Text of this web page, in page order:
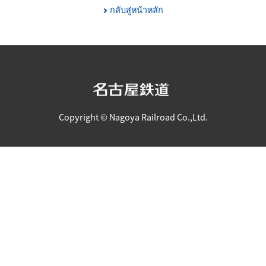
กลับสู่หน้าหลัก
Copyright © Nagoya Railroad Co.,Ltd.